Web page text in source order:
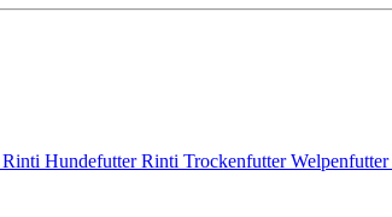
Rinti HundefutterRinti TrockenfutterWelpenfutter